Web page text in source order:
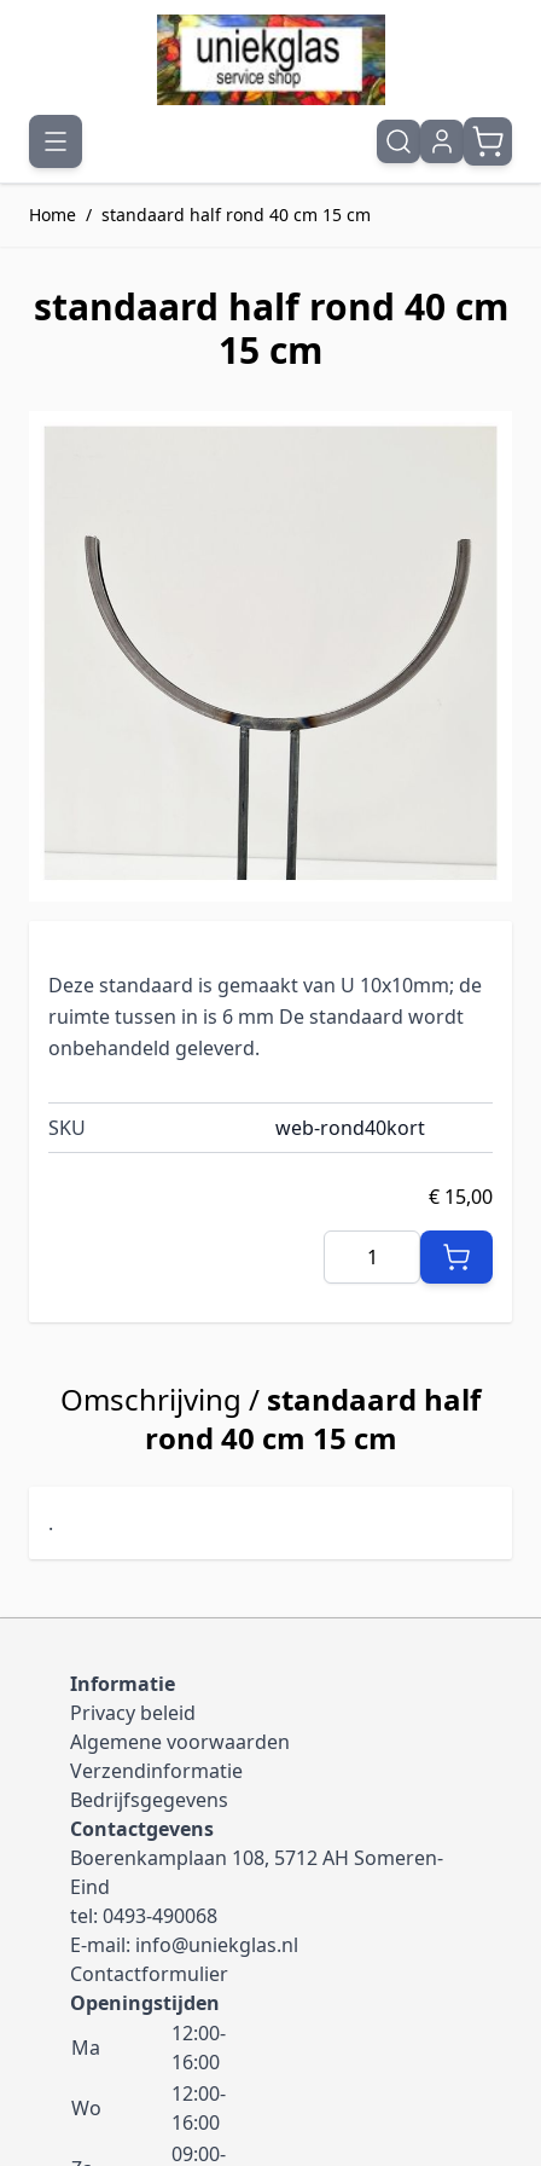
Ga naar de inhoud
Home / standaard half rond 40 cm 15 cm
standaard half rond 40 cm
15 cm
Druk om carrousel over te slaan
Deze standaard is gemaakt van U 10x10mm; de
ruimte tussen in is 6 mm De standaard wordt
onbehandeld geleverd.
SKU web-rond40kort
€ 15,00
Aantal
Omschrijving / standaard half
rond 40 cm 15 cm
.
Informatie
Privacy beleid
Algemene voorwaarden
Verzendinformatie
Bedrijfsgegevens
Contactgevens
Boerenkamplaan 108, 5712 AH Someren-
Eind
tel: 0493-490068
E-mail: info@uniekglas.nl
Contactformulier
Openingstijden
Ma
12:00-
16:00
Wo
12:00-
16:00
09:00-